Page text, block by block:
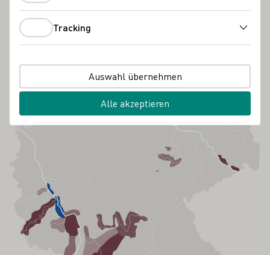
Tracking
Auswahl übernehmen
Alle akzeptieren